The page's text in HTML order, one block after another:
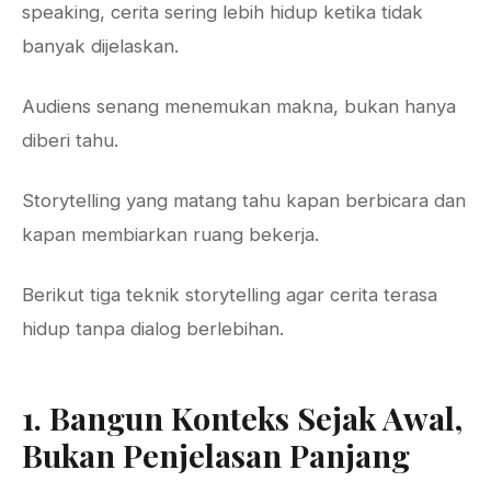
speaking, cerita sering lebih hidup ketika tidak
banyak dijelaskan.
Audiens senang menemukan makna, bukan hanya
diberi tahu.
Storytelling yang matang tahu kapan berbicara dan
kapan membiarkan ruang bekerja.
Berikut tiga teknik storytelling agar cerita terasa
hidup tanpa dialog berlebihan.
1. Bangun Konteks Sejak Awal,
Bukan Penjelasan Panjang